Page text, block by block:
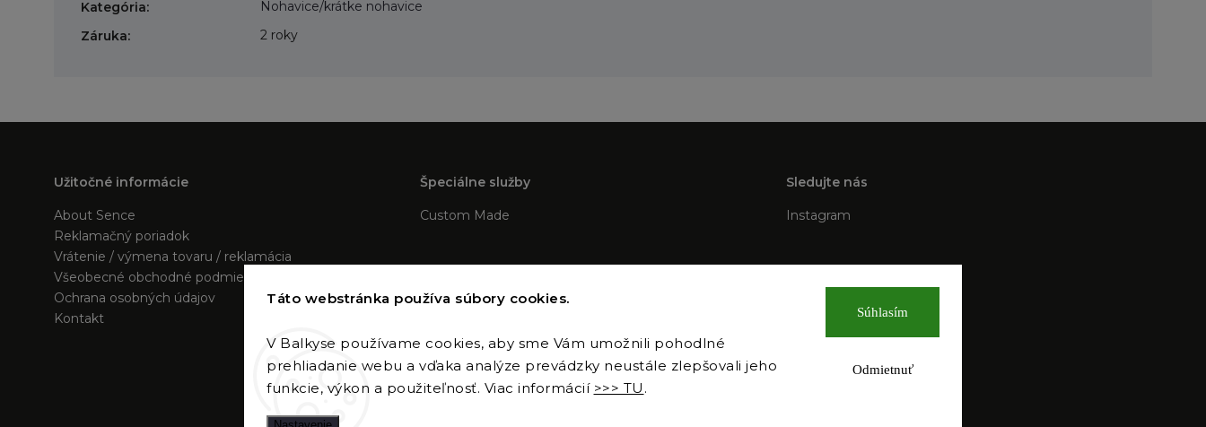
Táto webstránka používa súbory cookies.
V Balkyse používame cookies, aby sme Vám umožnili pohodlné
prehliadanie webu a vďaka analýze prevádzky neustále zlepšovali jeho
funkcie, výkon a použiteľnosť. Viac informácií >>> TU .
Odmietnuť
Súhlasím
Kategória:
Nohavice/krátke nohavice
Záruka: 2 roky
Užitočné informácie
About Sence
Reklamačný poriadok
Vrátenie / výmena tovaru / reklamácia
Všeobecné obchodné podmienky
Ochrana osobných údajov
Kontakt
Špeciálne služby
Custom Made
Sledujte nás
Instagram
Copyright 2026Sence sro. Všetky práva vyhradené.
Upraviť nastavenie cookies